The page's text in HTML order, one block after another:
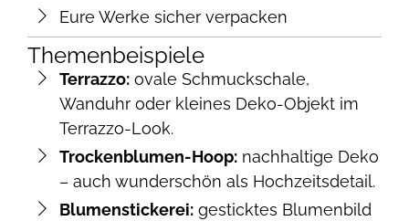
Eure Werke sicher verpacken
Themenbeispiele
Terrazzo: ovale Schmuckschale,
Wanduhr oder kleines Deko-Objekt im
Terrazzo-Look.
Trockenblumen-Hoop: nachhaltige Deko
– auch wunderschön als Hochzeitsdetail.
Blumenstickerei: gesticktes Blumenbild